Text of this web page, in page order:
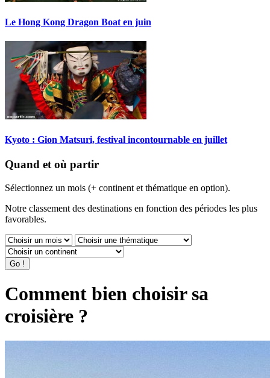
Le Hong Kong Dragon Boat en juin
Kyoto : Gion Matsuri, festival incontournable en juillet
Quand et où partir
Sélectionnez un mois (+ continent et thématique en option).
Notre classement des destinations en fonction des périodes les plus
favorables.
Comment bien choisir sa
croisière ?